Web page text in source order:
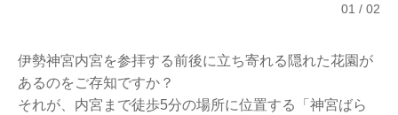
01 02
伊勢神宮内宮を参拝する前後に立ち寄れる隠れた花園が
あるのをご存知ですか？
それが、内宮まで徒歩5分の場所に位置する「神宮ばら